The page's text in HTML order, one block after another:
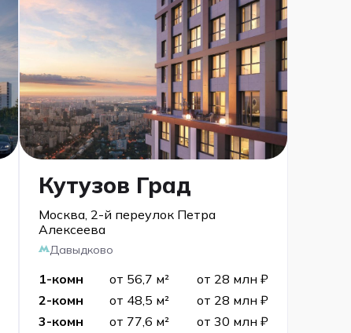
Кутузов Град
Москва, 2-й переулок Петра
Алексеева
Давыдково
1-комн от 56,7 м²
от 28 млн ₽
2-комн
от 48,5 м²
от 28 млн ₽
3-комн
от 77,6 м²
от 30 млн ₽